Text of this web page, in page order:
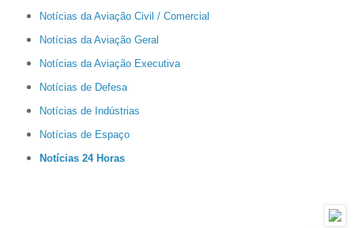
Notícias da Aviação Civil / Comercial
Notícias da Aviação Geral
Notícias da Aviação Executiva
Notícias de Defesa
Notícias de Indústrias
Notícias de Espaço
Notícias 24 Horas